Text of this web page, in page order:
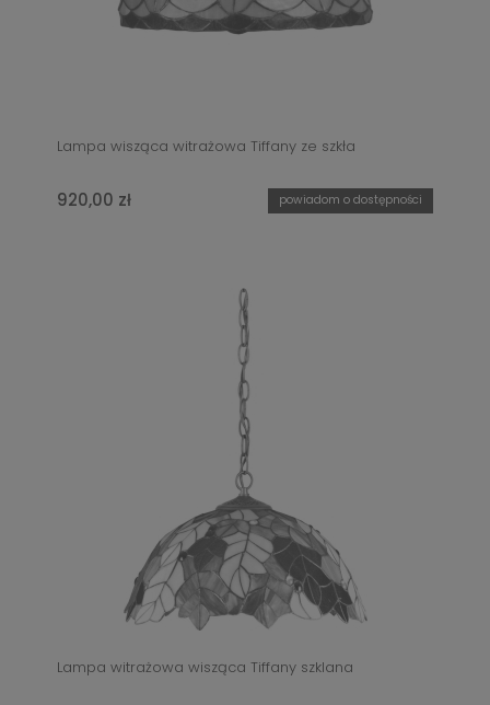
Lampa wisząca witrażowa Tiffany ze szkła
920,00 zł powiadom o dostępności
Lampa witrażowa wisząca Tiffany szklana